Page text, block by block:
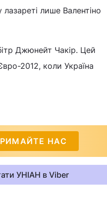
лише Валентіно
Джюнейт Чакір. Цей
2012, коли Україна
НАС
УНІАН в Viber